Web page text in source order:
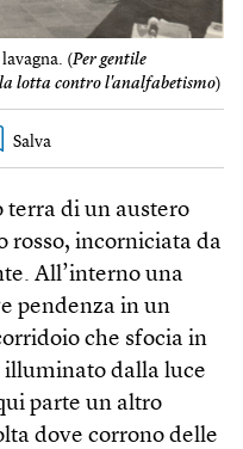
(Per gentile
la lotta contro l'analfabetismo)
terra di un austero
rosso, incorniciata da
All’interno una
pendenza in un
che sfocia in
illuminato dalla luce
parte un altro
dove corrono delle